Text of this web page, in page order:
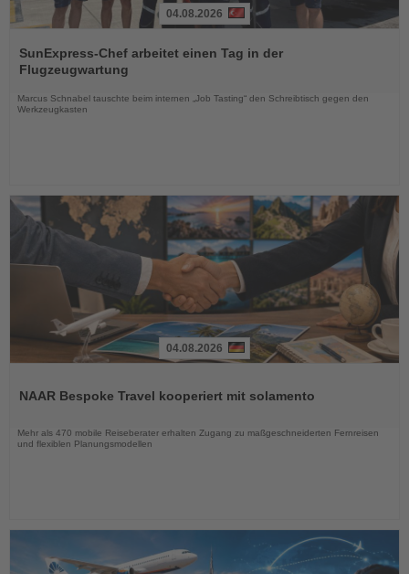
Sie
die
Nachrichten
04.08.2026
SunExpress-Chef arbeitet einen Tag in der
Flugzeugwartung
Marcus Schnabel tauschte beim internen „Job Tasting“ den Schreibtisch gegen den
Werkzeugkasten
die
04.08.2026
NAAR Bespoke Travel kooperiert mit solamento
Mehr als 470 mobile Reiseberater erhalten Zugang zu maßgeschneiderten Fernreisen
und flexiblen Planungsmodellen